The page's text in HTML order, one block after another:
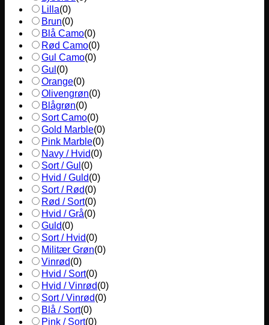
Lilla(0)
Brun(0)
Blå Camo(0)
Rød Camo(0)
Gul Camo(0)
Gul (0)
Orange(0)
Olivengrøn(0)
Blågrøn(0)
Sort Camo(0)
Gold Marble(0)
Pink Marble(0)
Navy / Hvid(0)
Sort / Gul (0)
Hvid / Guld(0)
Sort / Rød(0)
Rød / Sort(0)
Hvid / Grå(0)
Guld(0)
Sort / Hvid(0)
Militær Grøn(0)
Vinrød(0)
Hvid / Sort(0)
Hvid / Vinrød(0)
Sort / Vinrød(0)
Blå / Sort(0)
Pink / Sort(0)